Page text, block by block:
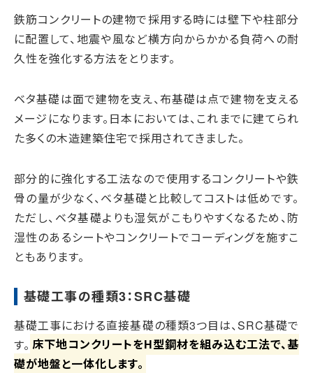
鉄筋コンクリートの建物で採用する時には壁下や柱部分
に配置して、地震や風など横方向からかかる負荷への耐
久性を強化する方法をとります。
ベタ基礎は面で建物を支え、布基礎は点で建物を支える
メージになります。日本においては、これまでに建てられ
た多くの木造建築住宅で採用されてきました。
部分的に強化する工法なので使用するコンクリートや鉄
骨の量が少なく、ベタ基礎と比較してコストは低めです。
ただし、ベタ基礎よりも湿気がこもりやすくなるため、防
湿性のあるシートやコンクリートでコーディングを施すこ
ともあります。
基礎工事の種類3：SRC基礎
基礎工事における直接基礎の種類3つ目は、SRC基礎で
す。 床下地コンクリートをH型鋼材を組み込む工法で、基
礎が地盤と一体化します。